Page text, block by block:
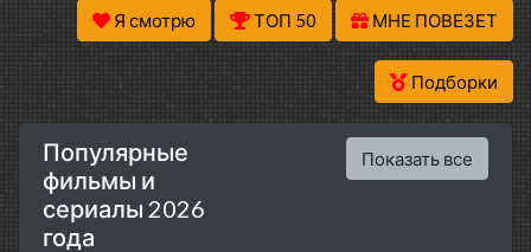
Я смотрю ТОП 50 МНЕ ПОВЕЗЕТ
Подборки
Популярные
фильмы и
сериалы 2026
года
Показать все